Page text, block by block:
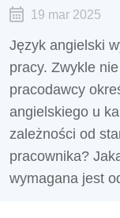
19 mar 2025
Język angielski
pracy. Zwykle
pracodawcy
angielskiego u
zależności od
pracownika?
wymagana jest